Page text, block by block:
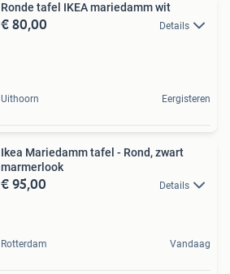
Ronde tafel IKEA mariedamm wit
€ 80,00 Details
Uithoorn Eergisteren
Ikea Mariedamm tafel - Rond, zwart
marmerlook
€ 95,00 Details
Rotterdam Vandaag